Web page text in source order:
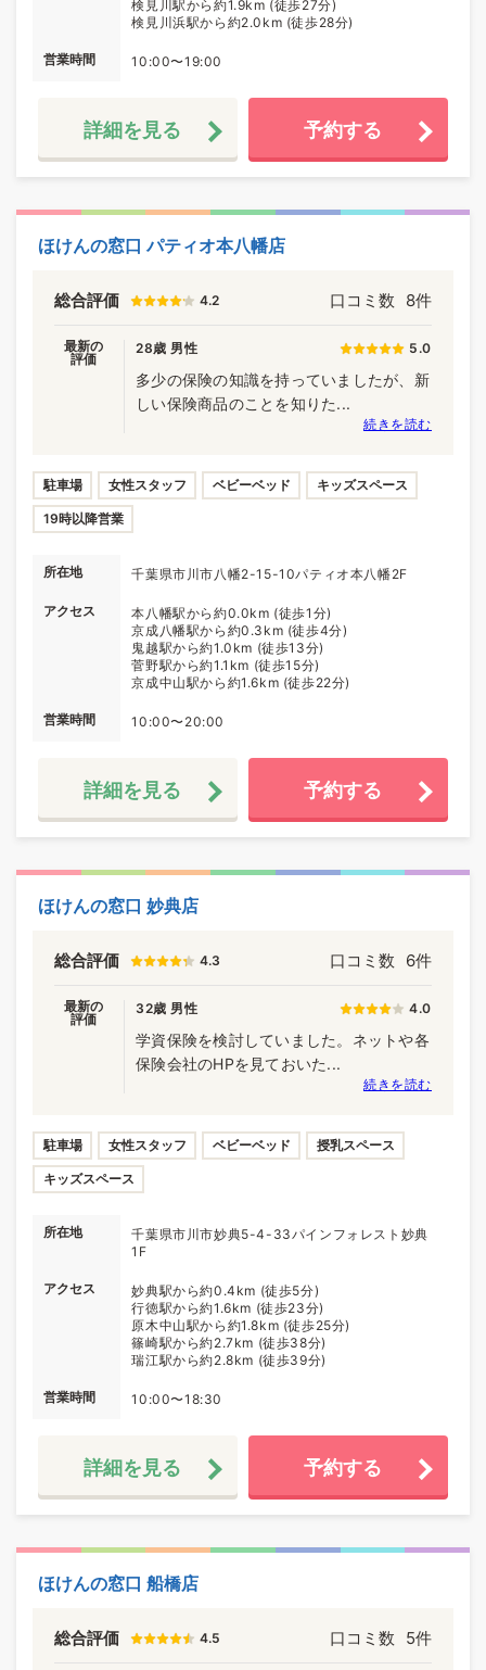
検見川駅から約1.9km (徒歩27分)
検見川浜駅から約2.0km (徒歩28分)
営業時間 10:00〜19:00
詳細を見る 予約する
ほけんの窓口 パティオ本八幡店
総合評価 4.2 口コミ数 8件
最新の
評価
28歳 男性 5.0
多少の保険の知識を持っていましたが、新
しい保険商品のことを知りた...
続きを読む
駐車場 女性スタッフ ベビーベッド キッズスペース
19時以降営業
所在地 千葉県市川市八幡2-15-10パティオ本八幡2F
アクセス
本八幡駅から約0.0km (徒歩1分)
京成八幡駅から約0.3km (徒歩4分)
鬼越駅から約1.0km (徒歩13分)
菅野駅から約1.1km (徒歩15分)
京成中山駅から約1.6km (徒歩22分)
営業時間 10:00〜20:00
詳細を見る 予約する
ほけんの窓口 妙典店
総合評価 4.3 口コミ数 6件
最新の
評価
32歳 男性 4.0
学資保険を検討していました。ネットや各
保険会社のHPを見ておいた...
続きを読む
駐車場 女性スタッフ ベビーベッド 授乳スペース
キッズスペース
所在地
千葉県市川市妙典5-4-33パインフォレスト妙典
1F
アクセス
妙典駅から約0.4km (徒歩5分)
行徳駅から約1.6km (徒歩23分)
原木中山駅から約1.8km (徒歩25分)
篠崎駅から約2.7km (徒歩38分)
瑞江駅から約2.8km (徒歩39分)
営業時間 10:00〜18:30
詳細を見る 予約する
ほけんの窓口 船橋店
総合評価 4.5 口コミ数 5件